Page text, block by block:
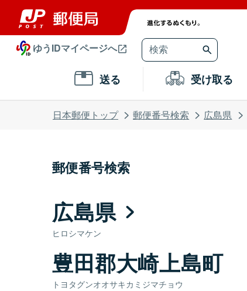
ゆうIDマイページへ
送る 受け取る
日本郵便トップ 郵便番号検索 広島県
郵便番号検索
広島県
ヒロシマケン
豊田郡大崎上島町
トヨタグンオオサキカミジマチョウ